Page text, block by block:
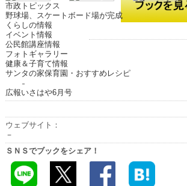
ジャンル
市政トピックス
野球場、スケートボード場が完成
くらしの情報
イベント情報
公民館講座情報
フォトギャラリー
健康＆子育て情報
サンタの家保育園・おすすめレシピ
広報いさはや6月号
ウェブサイト：
－
ＳＮＳでブックをシェア！
復興応援企画
はじめてご利用される方へ
コンテンツ
広報誌ナビ
明治日本の産業革命遺産
長崎と天草地方の潜伏キリシタン
関連遺産
大学・専門学校ナビ
ハイスクールナビ